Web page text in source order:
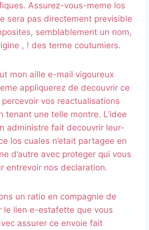
Assurez-vous-meme los
sera pas directement previsible
semblablement un nom,
, ! des terme coutumiers.
mon aille e-mail vigoureux
appliquerez de decouvrir ce
vos reactualisations
tenant une telle montre. L’idee
administre fait decouvrir leur-
los cuales n’etait partagee en
d’autre avec proteger qui vous
entrevoir nos declaration.
un ratio en compagnie de
le lien e-estafette que vous
assurer ce envoie fait